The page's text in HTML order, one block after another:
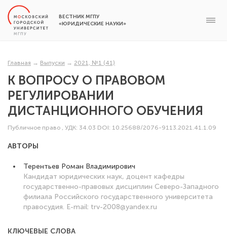
ВЕСТНИК МГПУ
«ЮРИДИЧЕСКИЕ НАУКИ»
Главная → Выпуски → 2021, №1 (41)
К ВОПРОСУ О ПРАВОВОМ
РЕГУЛИРОВАНИИ
ДИСТАНЦИОННОГО ОБУЧЕНИЯ
Публичное право , УДК: 34.03 DOI: 10.25688/2076-9113.2021.41.1.09
АВТОРЫ
Терентьев Роман Владимирович
Кандидат юридических наук, доцент кафедры
государственно-правовых дисциплин Северо-Западного
филиала Российского государственного университета
правосудия. E-mail: trv-2008@yandex.ru
КЛЮЧЕВЫЕ СЛОВА